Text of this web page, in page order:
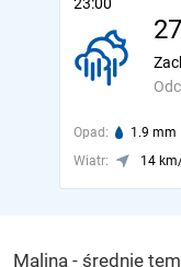
Opad: 1.9 mm
Wiatr:
14
Malina - średnie